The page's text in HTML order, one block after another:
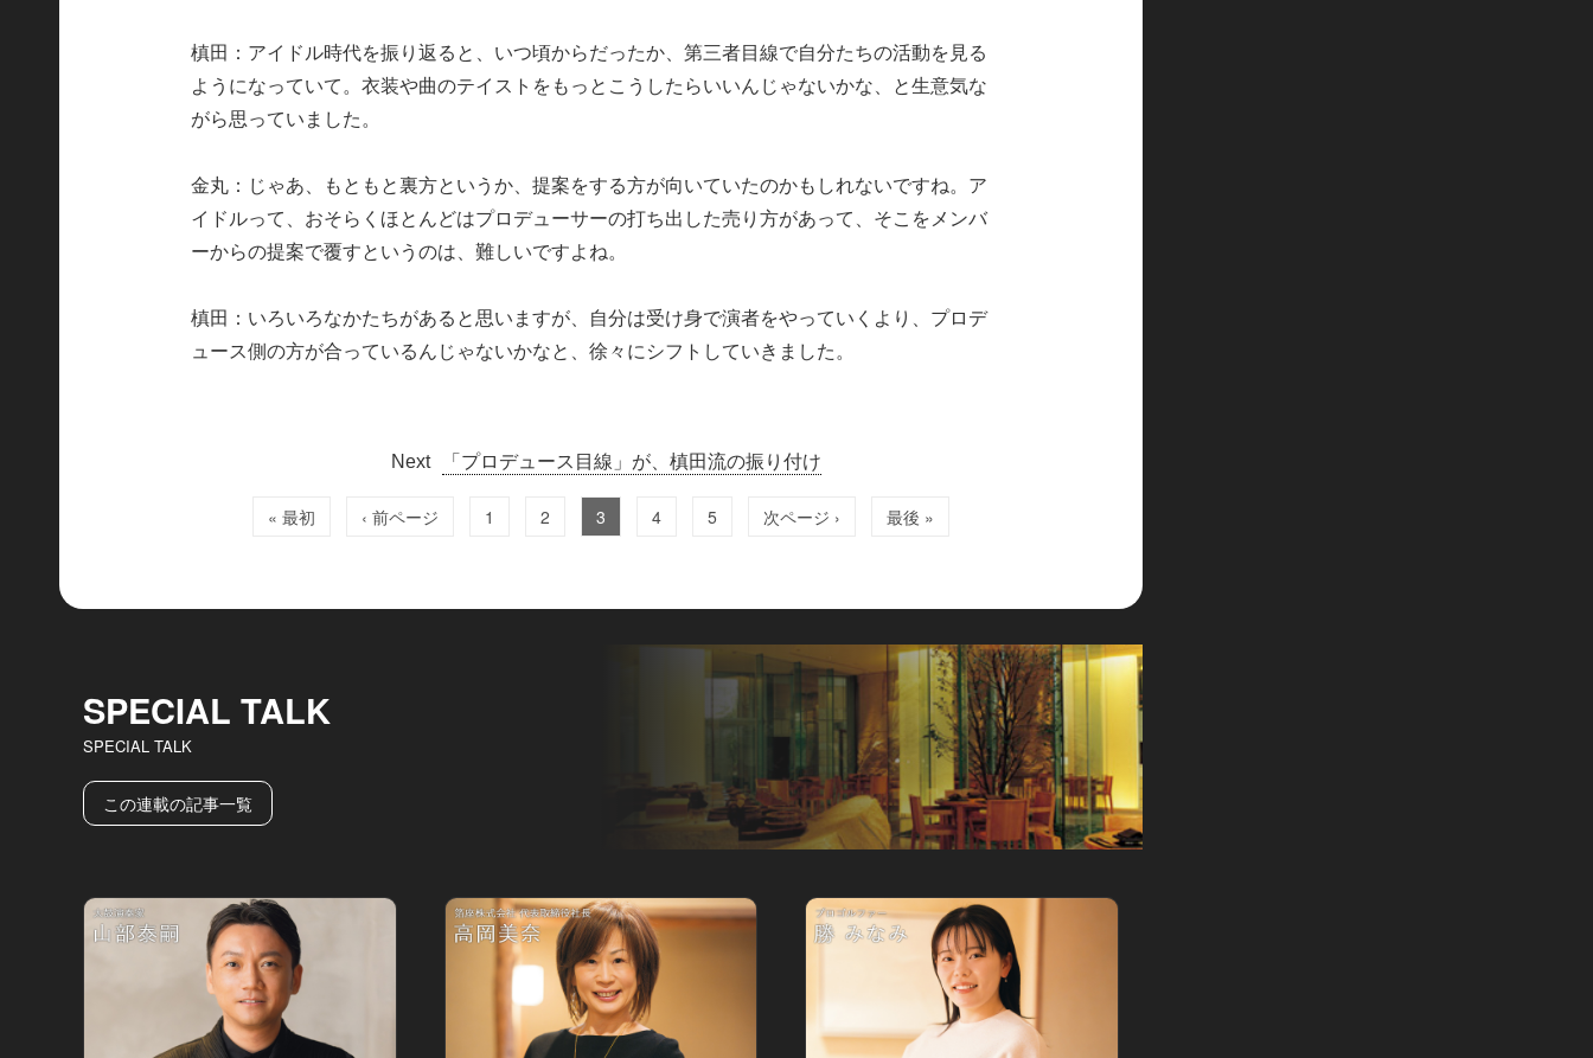
槙田：アイドル時代を振り返ると、いつ頃からだったか、第三者目線で自分たちの活動を見る
ようになっていて。衣装や曲のテイストをもっとこうしたらいいんじゃないかな、と生意気な
がら思っていました。
金丸：じゃあ、もともと裏方というか、提案をする方が向いていたのかもしれないですね。ア
イドルって、おそらくほとんどはプロデューサーの打ち出した売り方があって、そこをメンバ
ーからの提案で覆すというのは、難しいですよね。
槙田：いろいろなかたちがあると思いますが、自分は受け身で演者をやっていくより、プロデ
ュース側の方が合っているんじゃないかなと、徐々にシフトしていきました。
「プロデュース目線」が、槙田流の振り付け
« 最初 ‹ 前ページ 1 2 3 4 5 次ページ › 最後 »
SPECIAL TALK
SPECIAL TALK
この連載の記事一覧